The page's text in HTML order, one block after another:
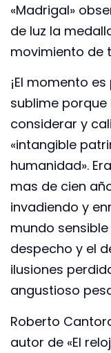
«Madrigal»
de luz la
movimiento de
¡El momento
sublime
considerar y
«intangible
humanidad».
mas de cien
invadiendo y
mundo
despecho y el
ilusiones
angustioso
Roberto
autor de «El